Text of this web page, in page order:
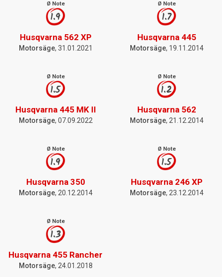
Ø Note
1.9
Husqvarna 562 XP
Motorsäge, 31.01.2021
Ø Note
1.7
Husqvarna 445
Motorsäge, 19.11.2014
Ø Note
1.5
Husqvarna 445 MK II
Motorsäge, 07.09.2022
Ø Note
1.2
Husqvarna 562
Motorsäge, 21.12.2014
Ø Note
1.9
Husqvarna 350
Motorsäge, 20.12.2014
Ø Note
1.5
Husqvarna 246 XP
Motorsäge, 23.12.2014
Ø Note
1.3
Husqvarna 455 Rancher
Motorsäge, 24.01.2018